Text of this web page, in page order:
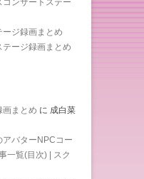
ンサートステー
ジ録画まとめ
ージ録画まとめ
画まとめ に 成白菜
アバターNPCコー
一覧(目次) | スク